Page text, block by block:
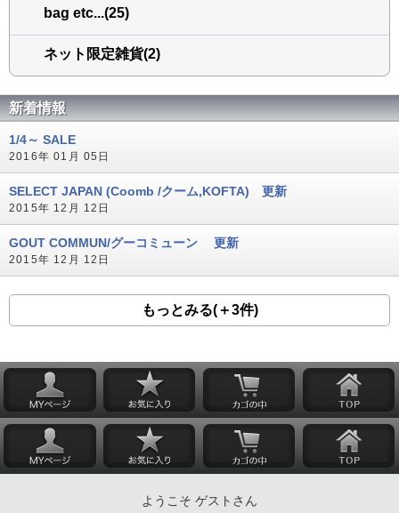
bag etc...(25)
ネット限定雑貨(2)
新着情報
1/4～ SALE
2016年 01月 05日
SELECT JAPAN (Coomb /クーム,KOFTA) 更新
2015年 12月 12日
GOUT COMMUN/グーコミューン 更新
2015年 12月 12日
もっとみる(＋3件)
ようこそ ゲストさん